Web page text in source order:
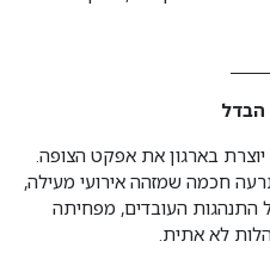
הבדל
בארגון את אפקט הצופה.
חכמה שמזהה אירועי מעילה,
התנהגות העובדים, מפחיתה
לא אתית.